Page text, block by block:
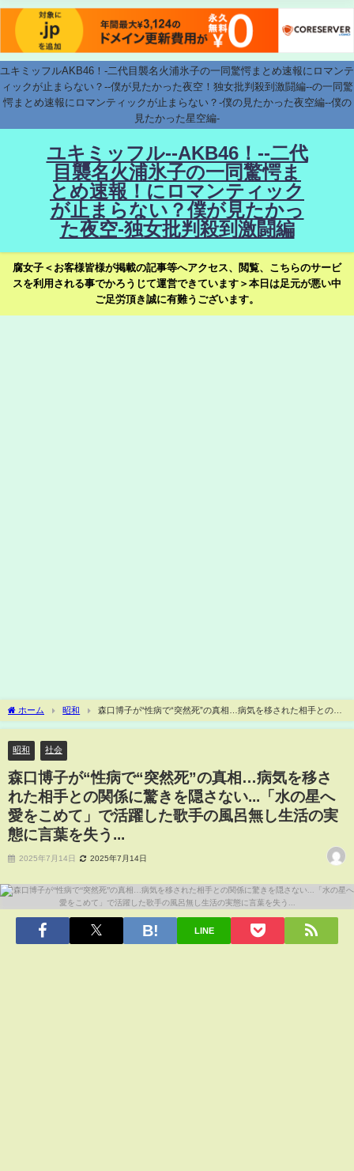
ユキミッフルAKB46！-二代目襲名火浦氷子の一同驚愕まとめ速報にロマンテ
ィックが止まらない？--僕が見たかった夜空！独女批判殺到激闘編--の一同驚
愕まとめ速報にロマンティックが止まらない？-僕の見たかった夜空編--僕の
見たかった星空編-
ユキミッフル--AKB46！--二代
目襲名火浦氷子の一同驚愕ま
とめ速報！にロマンティック
が止まらない？僕が見たかっ
た夜空-独女批判殺到激闘編
腐女子＜お客様皆様が掲載の記事等へアクセス、閲覧、こちらのサービ
スを利用される事でかろうじて運営できています＞本日は足元が悪い中
ご足労頂き誠に有難うございます。
ホーム 昭和
森口博子が“性病で“突然死”の真相…病気を移された相手との関
係に驚きを隠さない...「水の星へ愛をこめて」で活躍した歌手の風呂無し生活の実態に
昭和
社会
森口博子が“性病で“突然死”の真相…病気を移さ
れた相手との関係に驚きを隠さない...「水の星へ
愛をこめて」で活躍した歌手の風呂無し生活の実
態に言葉を失う...
2025年7月14日 2025年7月14日
LINE